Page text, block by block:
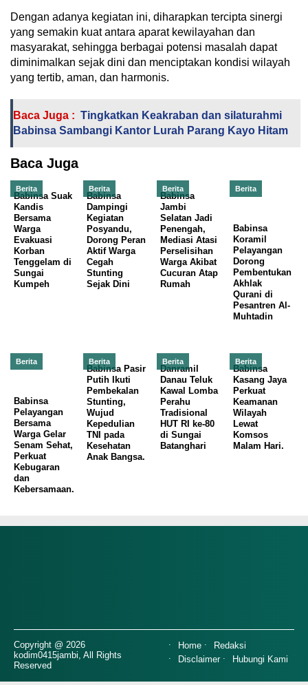
Dengan adanya kegiatan ini, diharapkan tercipta sinergi
yang semakin kuat antara aparat kewilayahan dan
masyarakat, sehingga berbagai potensi masalah dapat
diminimalkan sejak dini dan menciptakan kondisi wilayah
yang tertib, aman, dan harmonis.
Baca Juga : Tingkatkan Keakraban dan silaturahmi
Babinsa Sambangi Kantor Lurah Parang Kayo Hitam
Baca Juga
Berita
Babinsa Suak
Kandis
Bersama
Warga
Evakuasi
Korban
Tenggelam di
Sungai
Kumpeh
Berita
Babinsa
Dampingi
Kegiatan
Posyandu,
Dorong Peran
Aktif Warga
Cegah
Stunting
Sejak Dini
Berita
Babinsa
Jambi
Selatan Jadi
Penengah,
Mediasi Atasi
Perselisihan
Warga Akibat
Cucuran Atap
Rumah
Berita
Babinsa
Koramil
Pelayangan
Dorong
Pembentukan
Akhlak
Qurani di
Pesantren Al-
Muhtadin
Berita
Babinsa
Pelayangan
Bersama
Warga Gelar
Senam Sehat,
Perkuat
Kebugaran
dan
Kebersamaan.
Berita
Babinsa Pasir
Putih Ikuti
Pembekalan
Stunting,
Wujud
Kepedulian
TNI pada
Kesehatan
Anak Bangsa.
Berita
Danramil
Danau Teluk
Kawal Lomba
Perahu
Tradisional
HUT RI ke-80
di Sungai
Batanghari
Berita
Babinsa
Kasang Jaya
Perkuat
Keamanan
Wilayah
Lewat
Komsos
Malam Hari.
Copyright @ 2026
kodim0415jambi, All Rights
Reserved
Home
Redaksi
Disclaimer
Hubungi Kami